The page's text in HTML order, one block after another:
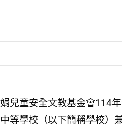
兒童安全文教基金會114
等學校（以下簡稱學校）